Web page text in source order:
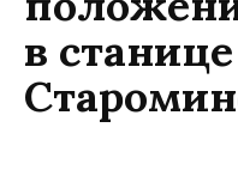
в станице